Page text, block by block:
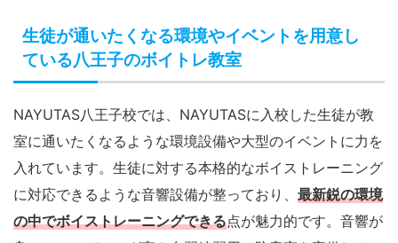
生徒が通いたくなる環境やイベントを用意し
ている八王子のボイトレ教室
NAYUTAS八王子校では、NAYUTASに入校した生徒が教
室に通いたくなるような環境設備や大型のイベントに力を
入れています。生徒に対する本格的なボイストレーニング
に対応できるような音響設備が整っており、 最新鋭の環境
の中でボイストレーニングできる点が魅力的です。音響が